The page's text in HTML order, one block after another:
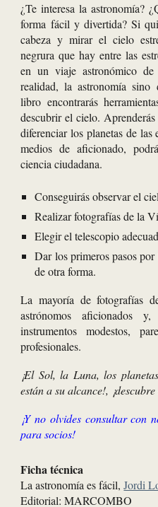
¿Te interesa la astronomía?
forma fácil y divertida? Si
cabeza y mirar el cielo
negrura que hay entre las
en un viaje astronómico de
realidad, la astronomía sino
libro encontrarás
descubrir el cielo.
diferenciar los planetas de
medios de aficionado,
ciencia ciudadana.
Conseguirás observar el
Realizar fotografías de la
Elegir el telescopio
Dar los primeros pasos
de otra forma.
La mayoría de fotografías
astrónomos aficionados
instrumentos modestos,
profesionales.
¡El Sol, la Luna, los
están a su alcance!,
¡Y no olvides consultar con
para socios!
Ficha técnica
La astronomía es fácil,Jordi
Editorial: MARCOMBO